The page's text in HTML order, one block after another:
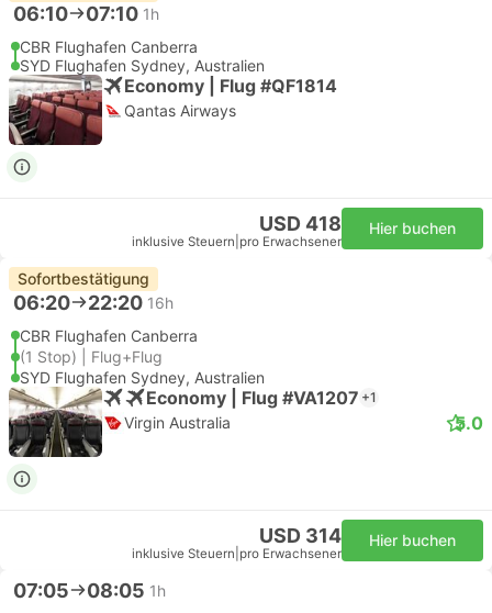
06:10 07:10 1h
CBR Flughafen Canberra
SYD Flughafen Sydney, Australien
Economy | Flug #QF1814
Qantas Airways
USD 418
inklusive Steuern pro Erwachsener
Hier buchen
Sofortbestätigung
06:20 22:20 16h
CBR Flughafen Canberra
(1 Stop) | Flug+Flug
SYD Flughafen Sydney, Australien
Economy | Flug #VA1207 +1
Virgin Australia 5.0
USD 314
inklusive Steuern pro Erwachsener
Hier buchen
07:05 08:05 1h